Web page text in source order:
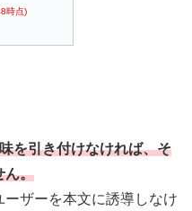
時点)
を引き付けなければ、そ
ん。
ザーを本文に誘導しなけ